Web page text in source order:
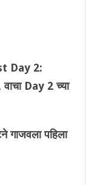
Day 2:
वाचा Day 2 च्या
पहिला